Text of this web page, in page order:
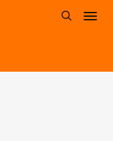
Menu